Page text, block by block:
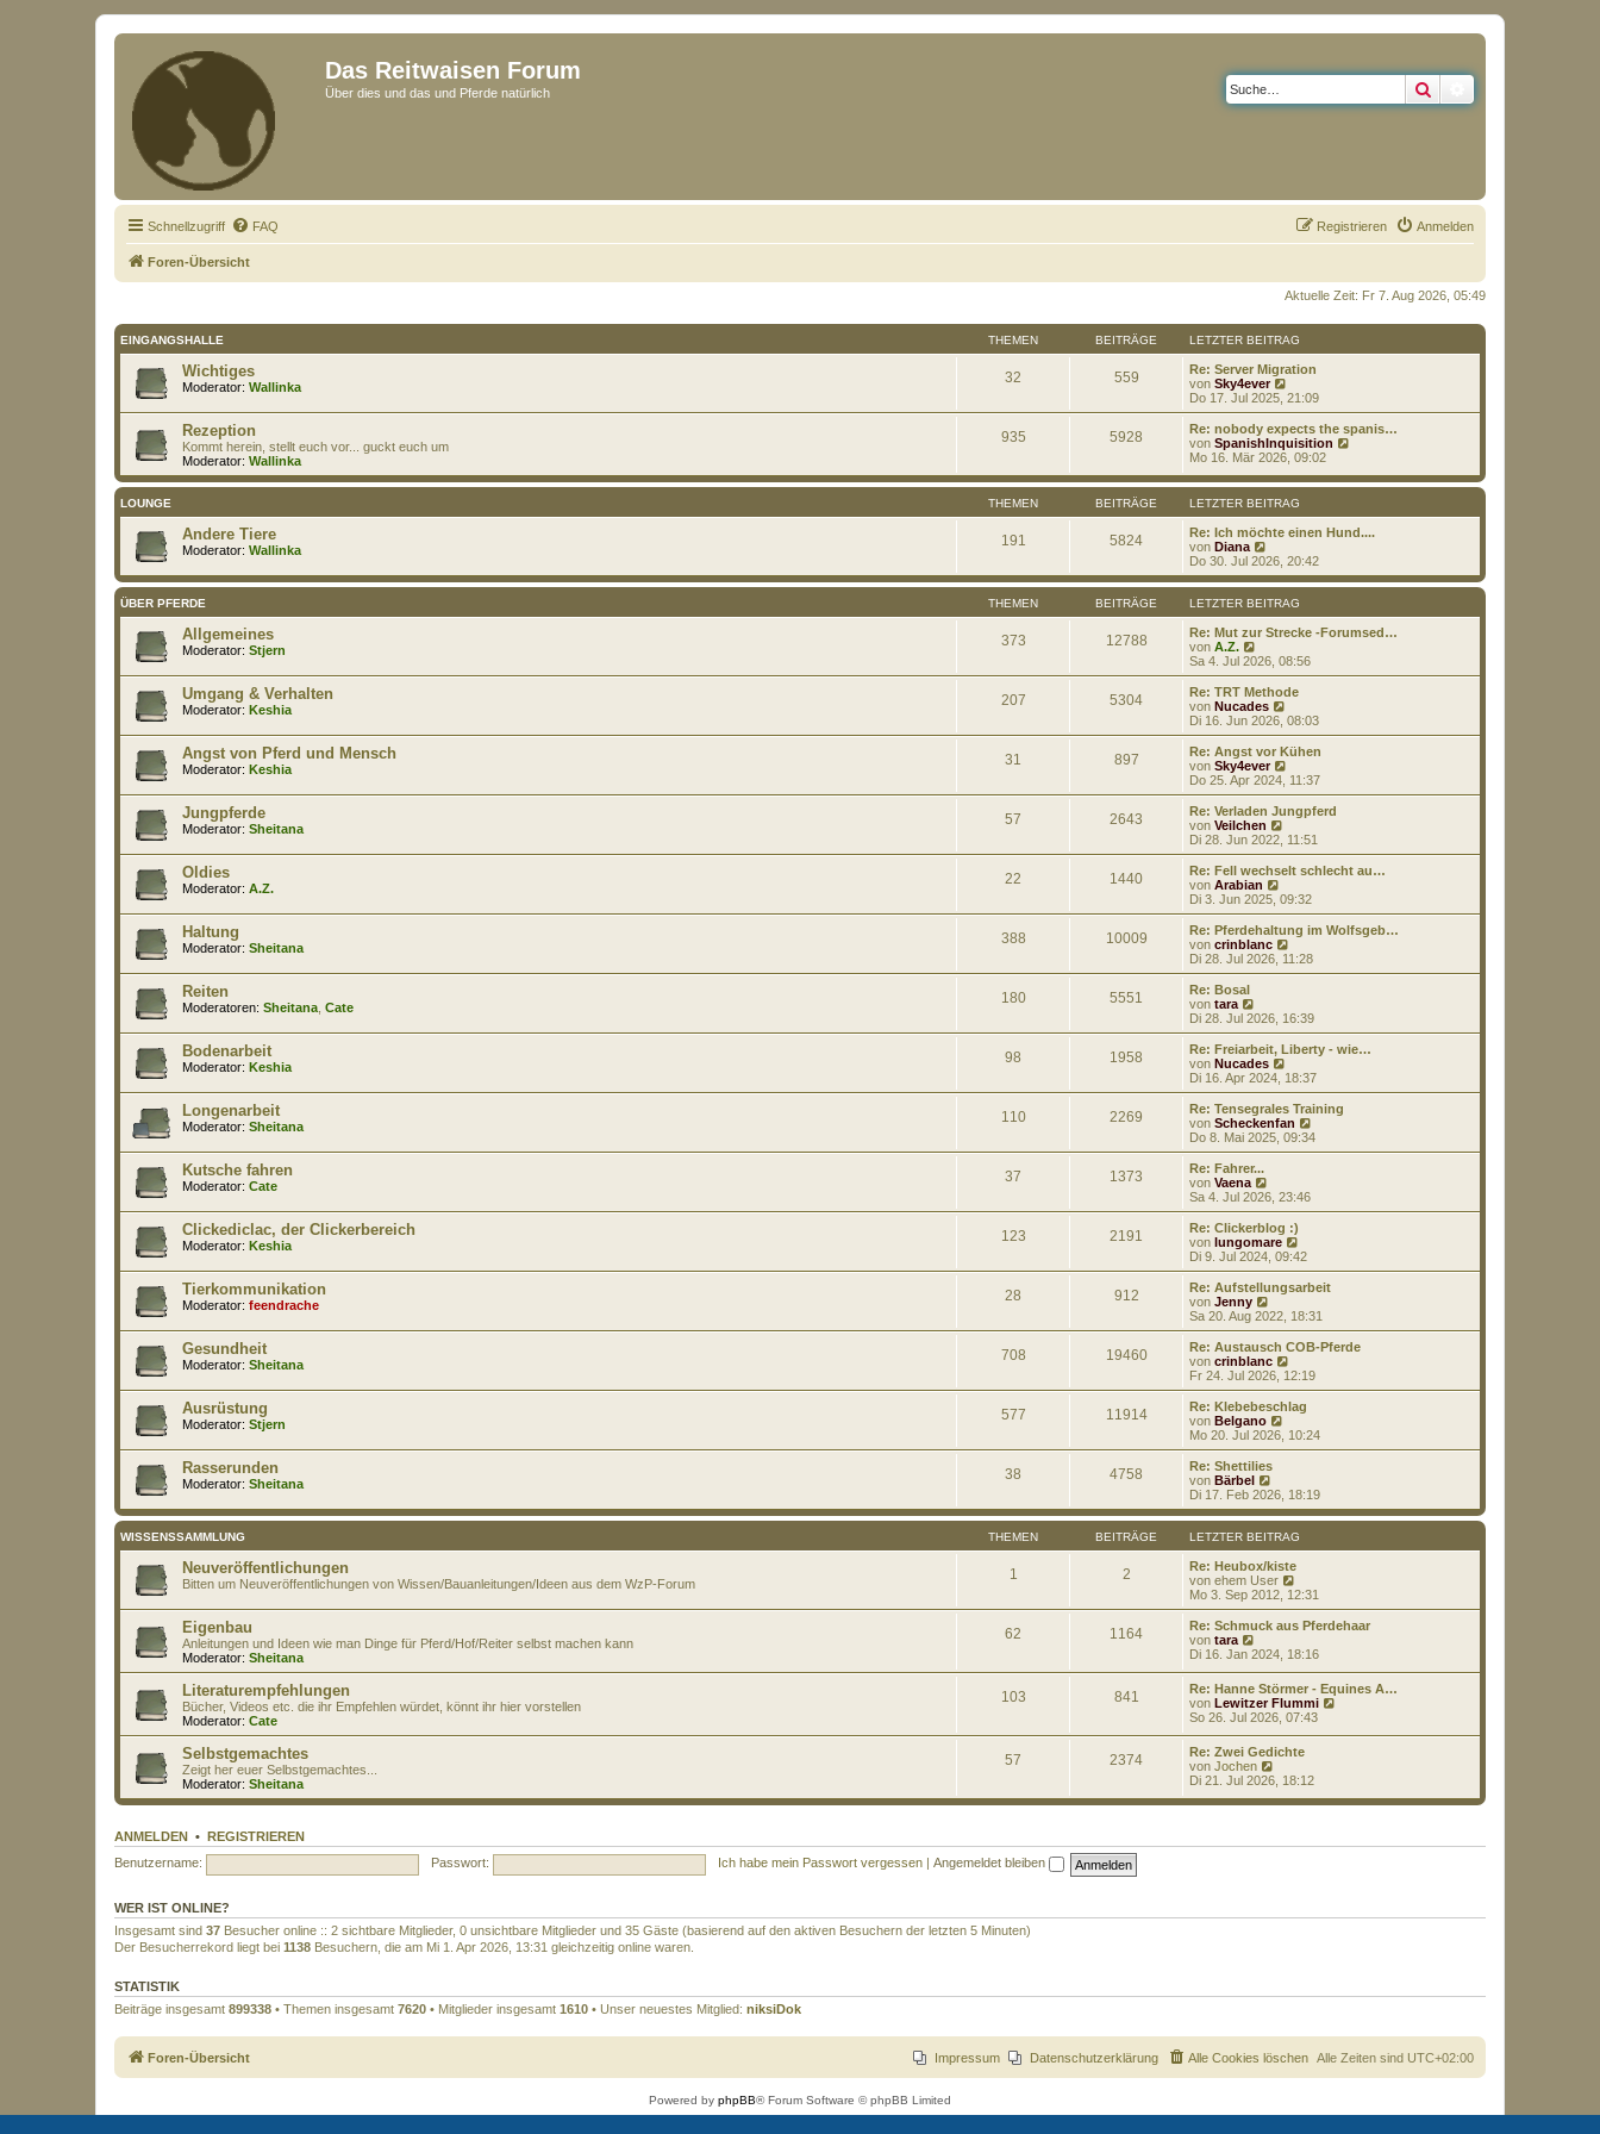
Das Reitwaisen Forum
Über dies und das und Pferde natürlich
Schnellzugriff FAQ Anmelden
Registrieren
Foren-Übersicht
Aktuelle Zeit: Fr 7. Aug 2026, 05:49
EINGANGSHALLE THEMEN BEITRÄGE LETZTER BEITRAG
Wichtiges
Moderator: Wallinka
32 559
Re: Server Migration
von Sky4ever
e
u
e
s
e
r
B
e
t
r
a
g
Do 17. Jul 2025, 21:09
Rezeption
Kommt herein, stellt euch vor... guckt euch um
Moderator: Wallinka
935 5928
Re: nobody expects the spanis…
von SpanishInquisition
e
e
r
i
a
g
Mo 16. Mär 2026, 09:02
LOUNGE THEMEN BEITRÄGE LETZTER BEITRAG
Andere Tiere
Moderator: Wallinka
191 5824
Re: Ich möchte einen Hund....
von Diana
e
u
e
s
t
e
B
e
i
t
r
Do 30. Jul 2026, 20:42
ÜBER PFERDE THEMEN BEITRÄGE LETZTER BEITRAG
Allgemeines
Moderator: Stjern
373 12788
Re: Mut zur Strecke -Forumsed…
von A.Z.
e
u
e
s
t
B
e
i
r
a
g
Sa 4. Jul 2026, 08:56
Umgang & Verhalten
Moderator: Keshia
207 5304
Re: TRT Methode
von Nucades
e
u
e
B
e
i
r
g
Di 16. Jun 2026, 08:03
Angst von Pferd und Mensch
Moderator: Keshia
31 897
Re: Angst vor Kühen
von Sky4ever
e
u
e
t
r
B
e
i
r
a
g
Do 25. Apr 2024, 11:37
Jungpferde
Moderator: Sheitana
57 2643
Re: Verladen Jungpferd
von Veilchen
e
u
e
t
B
e
i
g
Di 28. Jun 2022, 11:51
Oldies
Moderator: A.Z.
22 1440
Re: Fell wechselt schlecht au…
von Arabian
e
u
e
s
t
e
r
a
g
Di 3. Jun 2025, 09:32
Haltung
Moderator: Sheitana
388 10009
Re: Pferdehaltung im Wolfsgeb…
von crinblanc
e
u
t
r
B
e
i
a
g
Di 28. Jul 2026, 11:28
Reiten
Moderatoren: Sheitana Cate
180 5551
Re: Bosal
von tara
e
u
e
s
t
B
e
i
r
a
g
Di 28. Jul 2026, 16:39
Bodenarbeit
Moderator: Keshia
98 1958
Re: Freiarbeit, Liberty - wie…
von Nucades
e
u
e
s
t
e
i
r
a
g
Di 16. Apr 2024, 18:37
Longenarbeit
Moderator: Sheitana
110 2269
Re: Tensegrales Training
von Scheckenfan
e
u
r
g
Do 8. Mai 2025, 09:34
Kutsche fahren
Moderator: Cate
37 1373
Re: Fahrer...
von Vaena
e
u
e
s
e
B
e
i
r
a
g
Sa 4. Jul 2026, 23:46
Clickediclac, der Clickerbereich
Moderator: Keshia
123 2191
Re: Clickerblog :)
von lungomare
e
u
e
t
r
B
e
i
r
g
Di 9. Jul 2024, 09:42
Tierkommunikation
Moderator: feendrache
28 912
Re: Aufstellungsarbeit
von Jenny
e
u
e
s
t
B
e
i
r
a
g
Sa 20. Aug 2022, 18:31
Gesundheit
Moderator: Sheitana
708 19460
Re: Austausch COB-Pferde
von crinblanc
e
u
e
t
e
i
t
r
a
Fr 24. Jul 2026, 12:19
Ausrüstung
Moderator: Stjern
577 11914
Re: Klebebeschlag
von Belgano
e
u
r
B
e
i
t
r
Mo 20. Jul 2026, 10:24
Rasserunden
Moderator: Sheitana
38 4758
Re: Shettilies
von Bärbel
e
u
e
s
t
e
r
B
e
i
r
g
Di 17. Feb 2026, 18:19
WISSENSSAMMLUNG THEMEN BEITRÄGE LETZTER BEITRAG
Neuveröffentlichungen
Bitten um Neuveröffentlichungen von Wissen/Bauanleitungen/Ideen aus dem WzP-Forum
1 2
Re: Heubox/kiste
von ehem User
e
u
e
t
r
B
e
i
t
r
g
Mo 3. Sep 2012, 12:31
Eigenbau
Anleitungen und Ideen wie man Dinge für Pferd/Hof/Reiter selbst machen kann
Moderator: Sheitana
62 1164
Re: Schmuck aus Pferdehaar
von tara
e
e
s
t
e
r
B
e
i
t
r
Di 16. Jan 2024, 18:16
Literaturempfehlungen
Bücher, Videos etc. die ihr Empfehlen würdet, könnt ihr hier vorstellen
Moderator: Cate
103 841
Re: Hanne Störmer - Equines A…
von Lewitzer Flummi
r
i
So 26. Jul 2026, 07:43
Selbstgemachtes
Zeigt her euer Selbstgemachtes...
Moderator: Sheitana
57 2374
Re: Zwei Gedichte
von Jochen
e
e
e
t
Di 21. Jul 2026, 18:12
ANMELDEN • REGISTRIEREN
Benutzername:
Passwort: Ich habe mein Passwort vergessen Angemeldet bleiben
WER IST ONLINE?
Insgesamt sind 37 Besucher online :: 2 sichtbare Mitglieder, 0 unsichtbare Mitglieder und 35 Gäste (basierend auf den aktiven Besuchern der letzten 5 Minuten)
Der Besucherrekord liegt bei 1138 Besuchern, die am Mi 1. Apr 2026, 13:31 gleichzeitig online waren.
STATISTIK
Beiträge insgesamt 899338 • Themen insgesamt 7620 • Mitglieder insgesamt 1610 • Unser neuestes Mitglied: niksiDok
Foren-Übersicht Alle Zeiten sind UTC+02:00
Alle Cookies löschen
Datenschutzerklärung
Impressum
Powered by phpBB® Forum Software © phpBB Limited